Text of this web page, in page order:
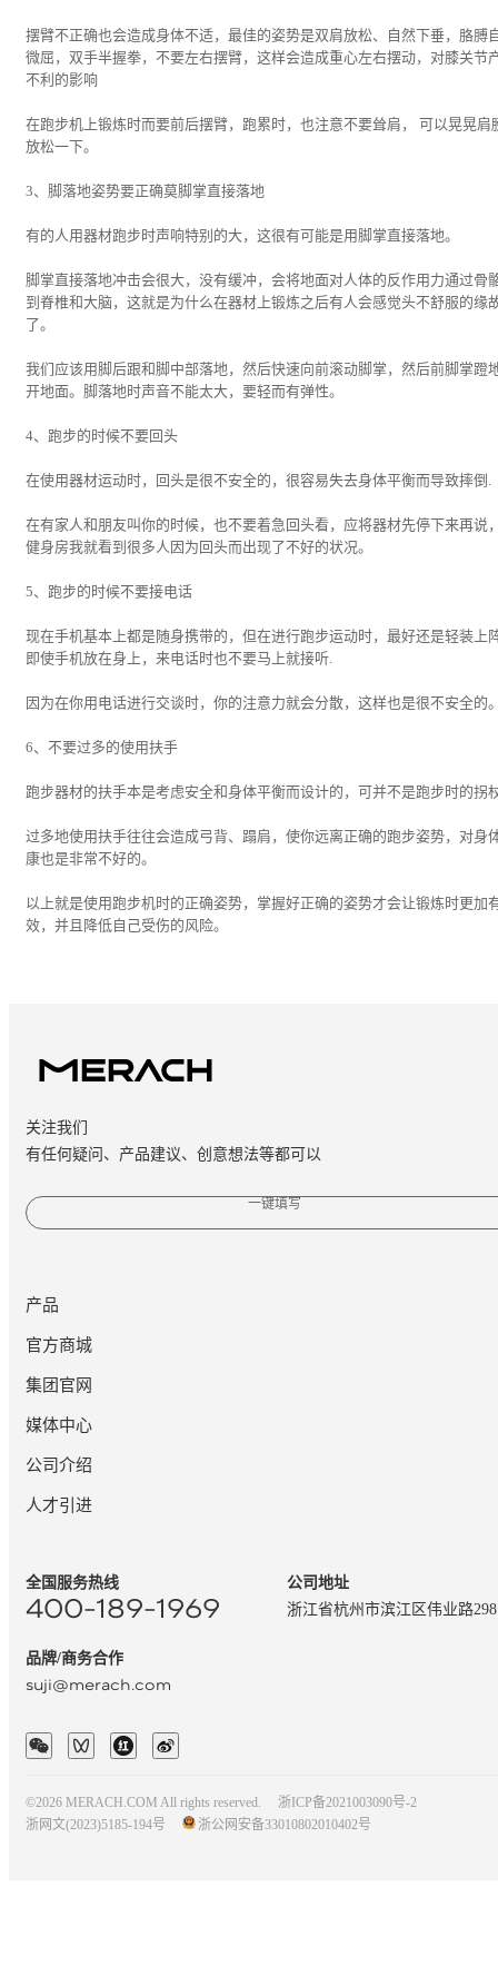
摆臂不正确也会造成身体不适，最佳的姿势是双肩放松、自然下垂，胳膊
微屈，双手半握拳，不要左右摆臂，这样会造成重心左右摆动，对膝关节
不利的影响
在跑步机上锻炼时而要前后摆臂，跑累时，也注意不要耸肩， 可以晃晃肩
放松一下。
3、脚落地姿势要正确莫脚掌直接落地
有的人用器材跑步时声响特别的大，这很有可能是用脚掌直接落地。
脚掌直接落地冲击会很大，没有缓冲，会将地面对人体的反作用力通过骨
到脊椎和大脑，这就是为什么在器材上锻炼之后有人会感觉头不舒服的缘
了。
我们应该用脚后跟和脚中部落地，然后快速向前滚动脚掌，然后前脚掌蹬
开地面。脚落地时声音不能太大，要轻而有弹性。
4、跑步的时候不要回头
在使用器材运动时，回头是很不安全的，很容易失去身体平衡而导致摔倒.
在有家人和朋友叫你的时候，也不要着急回头看，应将器材先停下来再说
健身房我就看到很多人因为回头而出现了不好的状况。
5、跑步的时候不要接电话
现在手机基本上都是随身携带的，但在进行跑步运动时，最好还是轻装上
即使手机放在身上，来电话时也不要马上就接听.
因为在你用电话进行交谈时，你的注意力就会分散，这样也是很不安全的
6、不要过多的使用扶手
跑步器材的扶手本是考虑安全和身体平衡而设计的，可并不是跑步时的拐
过多地使用扶手往往会造成弓背、蹋肩，使你远离正确的跑步姿势，对身
康也是非常不好的。
以上就是使用跑步机时的正确姿势，掌握好正确的姿势才会让锻炼时更加
效，并且降低自己受伤的风险。
关注我们
有任何疑问、产品建议、创意想法等都可以
一键填写
产品
官方商城
集团官网
媒体中心
公司介绍
人才引进
全国服务热线
400-189-1969
品牌/商务合作
suji@merach.com
公司地址
浙江省杭州市滨江区伟业路
©2026 MERACH.COM All rights reserved.
浙ICP备2021003090号-2
浙网文(2023)5185-194号
浙公网安备33010802010402号